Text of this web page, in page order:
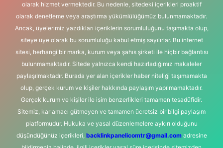
olarak hizmet vermektedir. Bu nedenle, sitedeki içerikleri proaktif
olarak denetleme veya araştırma yükümlülüğümüz bulunmamaktadır.
Ancak, üyelerimiz yazdıkları içeriklerin sorumluluğunu taşımakta olup,
siteye üye olarak bu sorumluluğu kabul etmiş sayılırlar. Bu internet
sitesi, herhangi bir marka, kurum veya şahıs şirketi ile hiçbir bağlantısı
bulunmamaktadır. Sitede yalnızca kendi hazırladığımız makaleler
paylaşılmaktadır. Burada yer alan içerikler haber niteliği taşımamakta
olup, gerçek kurum ve kişiler hakkında paylaşım yapılmamaktadır.
Gerçek kurum ve kişiler ile isim benzerlikleri tamamen tesadüfidir.
Sitemiz, kar amacı gütmeyen ve tamamen ücretsiz bir bilgi paylaşım
platformudur. Hukuka ve yasal düzenlemelere aykırı olduğunu
düşündüğünüz içerikleri, backlinkpanelicomtr@gmail.comadresine